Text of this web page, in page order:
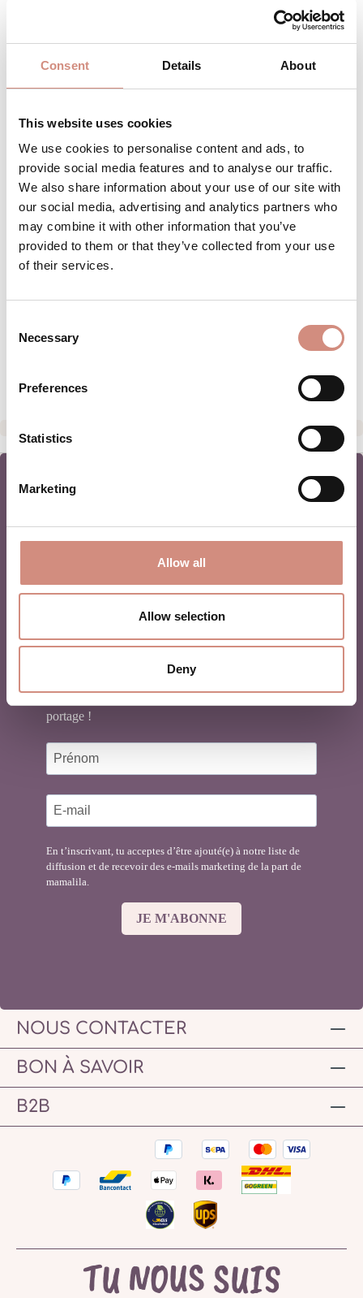
Consent Details About
This website uses cookies
We use cookies to personalise content and ads, to
provide social media features and to analyse our traffic.
We also share information about your use of our site with
our social media, advertising and analytics partners who
may combine it with other information that you’ve
provided to them or that they’ve collected from your use
of their services.
Selection
Necessary
Preferences
Statistics
Marketing
Allow all
Allow selection
Deny
Quantité de produit : Entrez la
Stk AJOUTER AU PANIER
Réf. produit :SE-KUZK-L/xl-be/be
DESCRIPTION
Wenn dir der mamalila-Kurzmantel zum
NEWSLETTER
PORTAGE
Inscris-toi à notre newsletter pour ne pas manquer
nos nouveautés, réductions et conseils autour du
portage !
En t’inscrivant, tu acceptes d’être ajouté(e) à notre liste de
diffusion et de recevoir des e-mails marketing de la part de
mamalila.
JE M'ABONNE
NOUS CONTACTER
BON À SAVOIR
B2B
TU NOUS SUIS